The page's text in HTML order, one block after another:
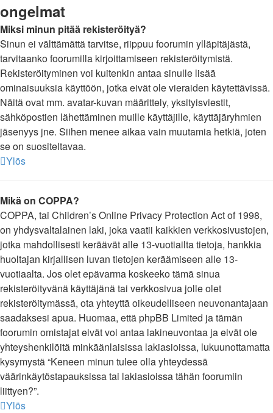
ongelmat
Miksi minun pitää rekisteröityä?
Sinun ei välttämättä tarvitse, riippuu foorumin ylläpitäjästä,
tarvitaanko foorumilla kirjoittamiseen rekisteröitymistä.
Rekisteröityminen voi kuitenkin antaa sinulle lisää
ominaisuuksia käyttöön, jotka eivät ole vieraiden käytettävissä.
Näitä ovat mm. avatar-kuvan määrittely, yksityisviestit,
sähköpostien lähettäminen muille käyttäjille, käyttäjäryhmien
jäsenyys jne. Siihen menee aikaa vain muutamia hetkiä, joten
se on suositeltavaa.
Ylös
Mikä on COPPA?
COPPA, tai Children’s Online Privacy Protection Act of 1998,
on yhdysvaltalainen laki, joka vaatii kaikkien verkkosivustojen,
jotka mahdollisesti keräävät alle 13-vuotiailta tietoja, hankkia
huoltajan kirjallisen luvan tietojen keräämiseen alle 13-
vuotiaalta. Jos olet epävarma koskeeko tämä sinua
rekisteröityvänä käyttäjänä tai verkkosivua jolle olet
rekisteröitymässä, ota yhteyttä oikeudelliseen neuvonantajaan
saadaksesi apua. Huomaa, että phpBB Limited ja tämän
foorumin omistajat eivät voi antaa lakineuvontaa ja eivät ole
yhteyshenkilöitä minkäänlaisissa lakiasioissa, lukuunottamatta
kysymystä “Keneen minun tulee olla yhteydessä
väärinkäytöstapauksissa tai lakiasioissa tähän foorumiin
liittyen?”.
Ylös